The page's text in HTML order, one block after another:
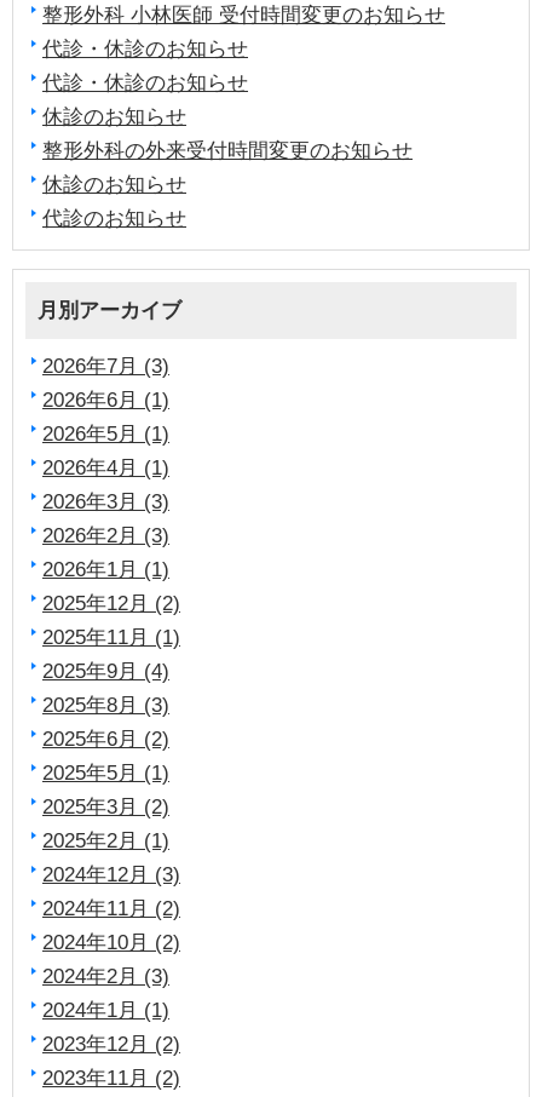
整形外科 小林医師 受付時間変更のお知らせ
代診・休診のお知らせ
代診・休診のお知らせ
休診のお知らせ
整形外科の外来受付時間変更のお知らせ
休診のお知らせ
代診のお知らせ
月別アーカイブ
2026年7月 (3)
2026年6月 (1)
2026年5月 (1)
2026年4月 (1)
2026年3月 (3)
2026年2月 (3)
2026年1月 (1)
2025年12月 (2)
2025年11月 (1)
2025年9月 (4)
2025年8月 (3)
2025年6月 (2)
2025年5月 (1)
2025年3月 (2)
2025年2月 (1)
2024年12月 (3)
2024年11月 (2)
2024年10月 (2)
2024年2月 (3)
2024年1月 (1)
2023年12月 (2)
2023年11月 (2)